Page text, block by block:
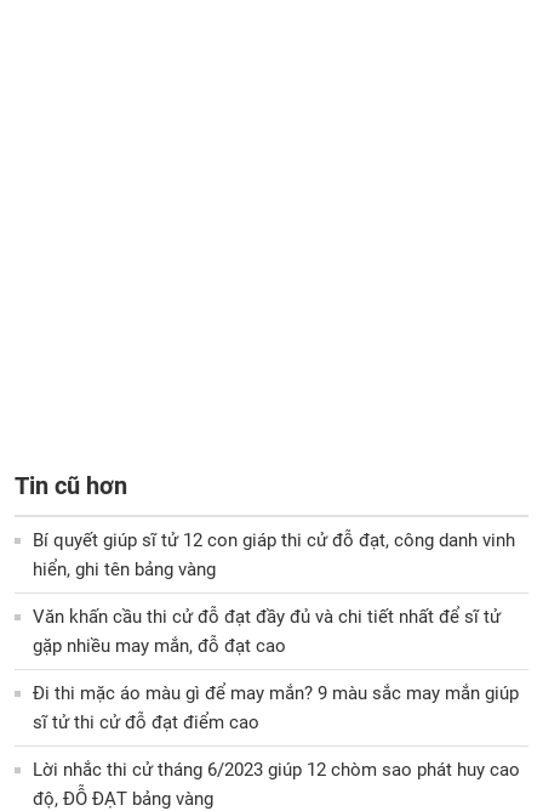
Tin cũ hơn
Bí quyết giúp sĩ tử 12 con giáp thi cử đỗ đạt, công danh vinh
hiển, ghi tên bảng vàng
Văn khấn cầu thi cử đỗ đạt đầy đủ và chi tiết nhất để sĩ tử
gặp nhiều may mắn, đỗ đạt cao
Đi thi mặc áo màu gì để may mắn? 9 màu sắc may mắn giúp
sĩ tử thi cử đỗ đạt điểm cao
Lời nhắc thi cử tháng 6/2023 giúp 12 chòm sao phát huy cao
độ, ĐỖ ĐẠT bảng vàng